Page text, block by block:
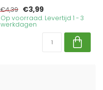
€4,39 €3,99
Op voorraad. Levertijd 1 - 3
werkdagen